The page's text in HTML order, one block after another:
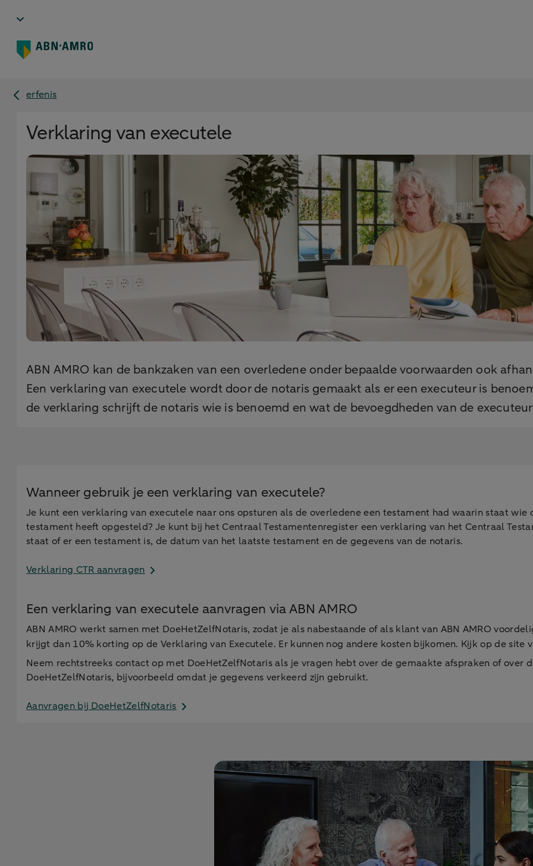
erfenis
Verklaring van executele
ABN AMRO kan de bankzaken van een overledene onder bepaalde voorwaarden ook
Een verklaring van executele wordt door de notaris gemaakt als er een executeur is
de verklaring schrijft de notaris wie is benoemd en wat de bevoegdheden van de
Wanneer gebruik je een verklaring van executele?
Je kunt een verklaring van executele naar ons opsturen als de overledene een testament had waarin staat wie
testament heeft opgesteld? Je kunt bij het Centraal Testamentenregister een verklaring van het Centraal
staat of er een testament is, de datum van het laatste testament en de gegevens van de notaris.
Verklaring CTR aanvragen
Een verklaring van executele aanvragen via ABN AMRO
ABN AMRO werkt samen met DoeHetZelfNotaris, zodat je als nabestaande of als klant van ABN AMRO
krijgt dan 10% korting op de Verklaring van Executele. Er kunnen nog andere kosten bijkomen. Kijk op de site
Neem rechtstreeks contact op met DoeHetZelfNotaris als je vragen hebt over de gemaakte afspraken of over
DoeHetZelfNotaris, bijvoorbeeld omdat je gegevens verkeerd zijn gebruikt.
Aanvragen bij DoeHetZelfNotaris